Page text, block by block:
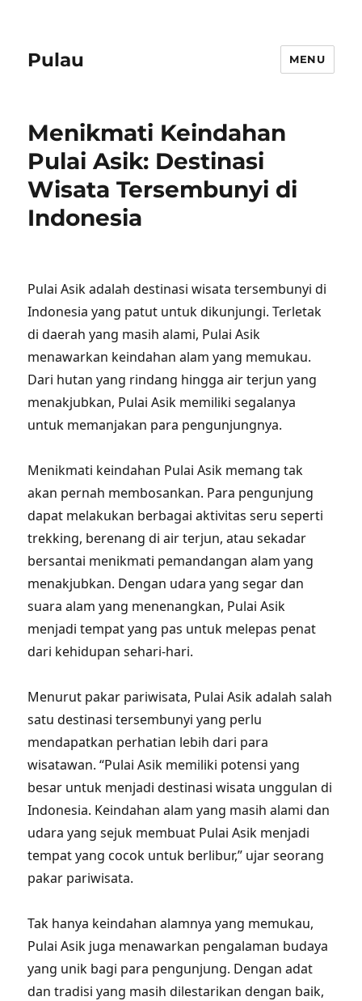
Pulau MENU
Menikmati Keindahan
Pulai Asik: Destinasi
Wisata Tersembunyi di
Indonesia
Pulai Asik adalah destinasi wisata tersembunyi di
Indonesia yang patut untuk dikunjungi. Terletak
di daerah yang masih alami, Pulai Asik
menawarkan keindahan alam yang memukau.
Dari hutan yang rindang hingga air terjun yang
menakjubkan, Pulai Asik memiliki segalanya
untuk memanjakan para pengunjungnya.
Menikmati keindahan Pulai Asik memang tak
akan pernah membosankan. Para pengunjung
dapat melakukan berbagai aktivitas seru seperti
trekking, berenang di air terjun, atau sekadar
bersantai menikmati pemandangan alam yang
menakjubkan. Dengan udara yang segar dan
suara alam yang menenangkan, Pulai Asik
menjadi tempat yang pas untuk melepas penat
dari kehidupan sehari-hari.
Menurut pakar pariwisata, Pulai Asik adalah salah
satu destinasi tersembunyi yang perlu
mendapatkan perhatian lebih dari para
wisatawan. “Pulai Asik memiliki potensi yang
besar untuk menjadi destinasi wisata unggulan di
Indonesia. Keindahan alam yang masih alami dan
udara yang sejuk membuat Pulai Asik menjadi
tempat yang cocok untuk berlibur,” ujar seorang
pakar pariwisata.
Tak hanya keindahan alamnya yang memukau,
Pulai Asik juga menawarkan pengalaman budaya
yang unik bagi para pengunjung. Dengan adat
dan tradisi yang masih dilestarikan dengan baik,